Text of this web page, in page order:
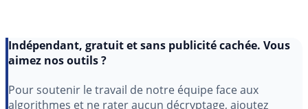
aimez nos outils ?